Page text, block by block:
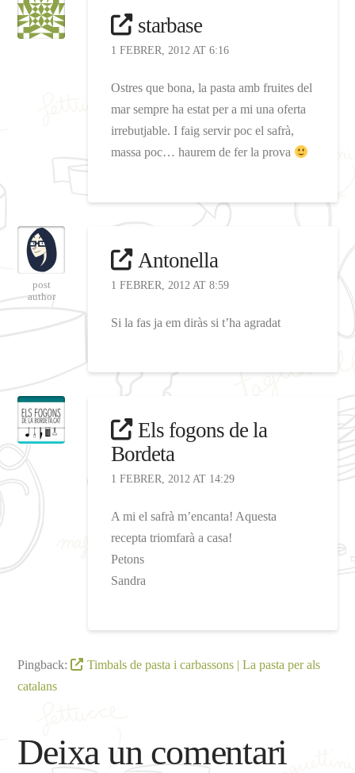
starbase
1 FEBRER, 2012 AT 6:16
Ostres que bona, la pasta amb fruites del
mar sempre ha estat per a mi una oferta
irrebutjable. I faig servir poc el safrà,
massa poc… haurem de fer la prova
post
author
Antonella
1 FEBRER, 2012 AT 8:59
Si la fas ja em diràs si t’ha agradat
Els fogons de la
Bordeta
1 FEBRER, 2012 AT 14:29
A mi el safrà m’encanta! Aquesta
recepta triomfarà a casa!
Petons
Sandra
Pingback:
Timbals de pasta i carbassons | La pasta per als
catalans
Deixa un comentari